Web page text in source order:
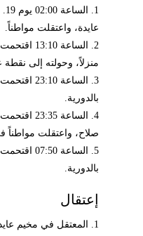
عايدة، واعتقلت مواطناً.
2. الساعة
منزلاً، وحولته إلى نقطة
3. الساعة
بالدورية.
4. الساعة
صلاح، واعتقلت مواطناً
5. الساعة
بالدورية.
إعتقال
1. المعتقل في مخيم عايدة هو: مصعب إسحق عليان.